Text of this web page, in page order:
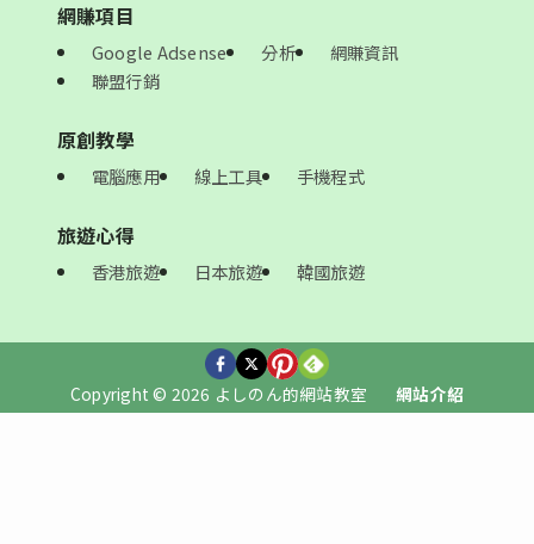
網賺項目
Google Adsense 分析
網賺資訊
聯盟行銷
原創教學
電腦應用 線上工具 手機程式
旅遊心得
香港旅遊 日本旅遊 韓國旅遊
Copyright © 2026 よしのん的網站教室 網站介紹